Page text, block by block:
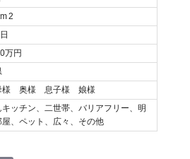
2
万円
様 奥様 息子様 娘様
キッチン、二世帯、バリアフリー、明
屋、ペット、広々、その他